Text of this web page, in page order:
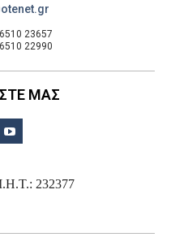
23657
22990
ΜΑΣ
232377